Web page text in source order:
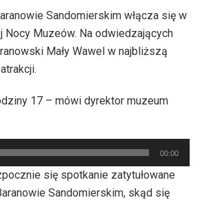
Sandomierskim włącza się w
Nocy Muzeów. Na odwiedzających
Mały Wawel w najbliższą
17 – mówi dyrektor muzeum
00:00
się spotkanie zatytułowane
Sandomierskim, skąd się